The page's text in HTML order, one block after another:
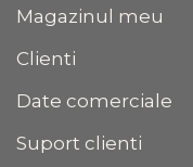
Magazinul meu
Clienti
Date comerciale
Suport clienti